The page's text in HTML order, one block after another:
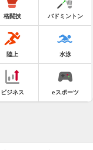
格闘技 バドミントン
陸上 水泳
ビジネス eスポーツ